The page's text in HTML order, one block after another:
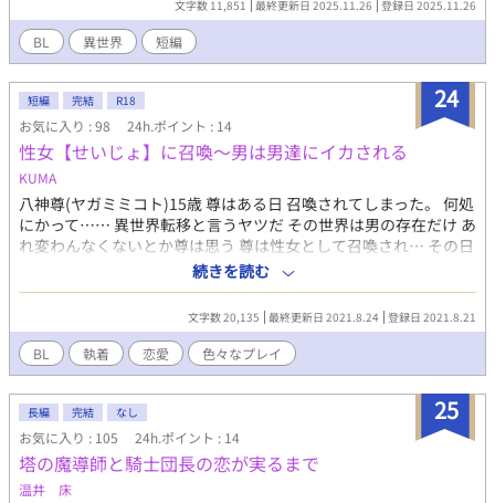
バタも巻き込まれながら、悠真は次第に自分が選ばれた理由を知
る――。 それは、バグ？偶然？ それとも運命なのか―― 現実に
はありえない妄想のお話です。
文字数 11,851 最終更新日 2025.11.26 登録日 2025.11.26
BL 異世界 短編
24
短編 完結 R18
お気に入り : 98 24h.ポイント : 14
性女【せいじょ】に召喚～男は男達にイカされる
KUMA
八神尊(ヤガミミコト)15歳 尊はある日 召喚されてしまった。 何処
にかって…… 異世界転移と言うヤツだ その世界は男の存在だけ あ
れ変わんなくないとか尊は思う 尊は性女として召喚され… その日
から尊は男にモテるように… ヤ○○ン皇太子殿下「お前を知って
しまったら他とはしたくなくなったぞ。」 優しいドS王子様「君
は私の心に火を付けた、この恋の炎はもう消せませんよ。」 強引
な騎士様「どんな貴方も、好きです。」 変態魔導師様「貴方を召
喚したのは僕です、僕の子を孕んで下さい。」 俺様公爵様「絶
対…俺の事を好きと言わせるぞ、相手が王族でも。」 毎日違う男
にお尻の穴を狙われる日々 そんな日々を送れば快楽に落ちちゃっ
た尊 尊の運命は…
続きを読む
文字数 20,135 最終更新日 2021.8.24 登録日 2021.8.21
BL 執着 恋愛 色々なプレイ
25
長編 完結 なし
お気に入り : 105 24h.ポイント : 14
塔の魔導師と騎士団長の恋が実るまで
温井 床